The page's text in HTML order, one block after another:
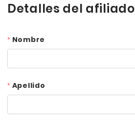
Detalles del afiliado
Nombre
Apellido